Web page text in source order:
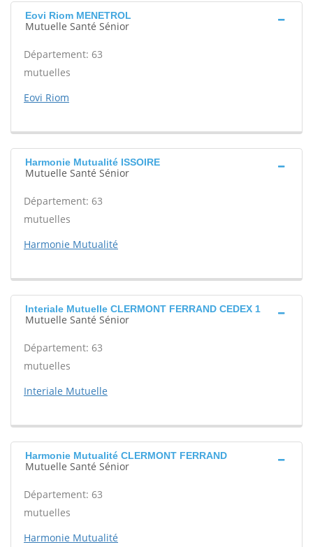
Eovi Riom MENETROL
Mutuelle Santé Sénior
Département: 63
mutuelles
Eovi Riom
Harmonie Mutualité ISSOIRE
Mutuelle Santé Sénior
Département: 63
mutuelles
Harmonie Mutualité
Interiale Mutuelle CLERMONT FERRAND CEDEX 1
Mutuelle Santé Sénior
Département: 63
mutuelles
Interiale Mutuelle
Harmonie Mutualité CLERMONT FERRAND
Mutuelle Santé Sénior
Département: 63
mutuelles
Harmonie Mutualité